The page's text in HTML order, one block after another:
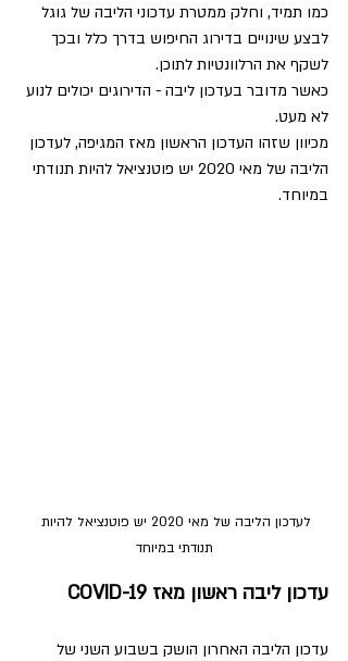
כמו תמיד, וחלק ממטרת עדכוני הליבה של גוגל
לבצע שינויים בדירוג החיפוש בדרך כלל ובכך
לשקף את הרלוונטיות לתוכן.
כאשר מדובר בעדכון ליבה - הדירוגים יכולים לנוע
לא מעט.
מכיוון שזהו העדכון הראשון מאז המגיפה, לעדכון
הליבה של מאי 2020 יש פוטנציאל להיות תנודתי
במיוחד.
לעדכון הליבה של מאי 2020 יש פוטנציאל להיות
תנודתי במיוחד
עדכון ליבה ראשון מאז COVID-19
עדכון הליבה האחרון הושק בשבוע השני של